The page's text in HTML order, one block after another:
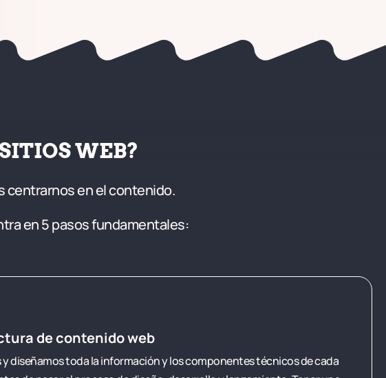
WEB?
centrarnos en el contenido.
en 5 pasos fundamentales:
de contenido web
y diseñamos toda la información y los componentes técnicos de cada